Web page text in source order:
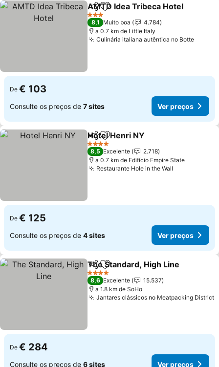
PartilharAdicionar aos favoritos
AMTD Idea Tribeca Hotel
3 Estrelas
8,1 Muito boa
4.784
a 0.7 km de Little Italy
Culinária italiana autêntica no BotteVer
De € 103
Consulte os preços de 7 sites Ver preços
PartilharAdicionar aos favoritos
Hotel Henri NY
4 Estrelas
8,5 Excelente
2.718
a 0.7 km de Edifício Empire State
Restaurante Hole in the Wall
De € 125
Consulte os preços de 4 sites Ver preços
PartilharAdicionar aos favoritos
The Standard, High Line
4 Estrelas
8,6 Excelente
15.537
a 1.8 km de SoHo
Jantares clássicos no Meatpacking District
De € 284
Consulte os preços de 6 sites Ver preços